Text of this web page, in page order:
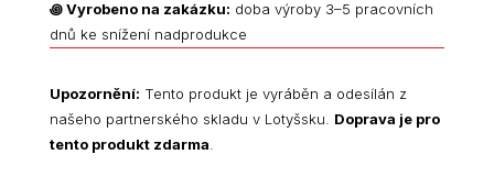
꩜Vyrobeno na zakázku: doba výroby 3–5 pracovních
dnů ke snížení nadprodukce
Upozornění: Tento produkt je vyráběn a odesílán z
našeho partnerského skladu v Lotyšsku. Doprava je pro
tento produkt zdarma